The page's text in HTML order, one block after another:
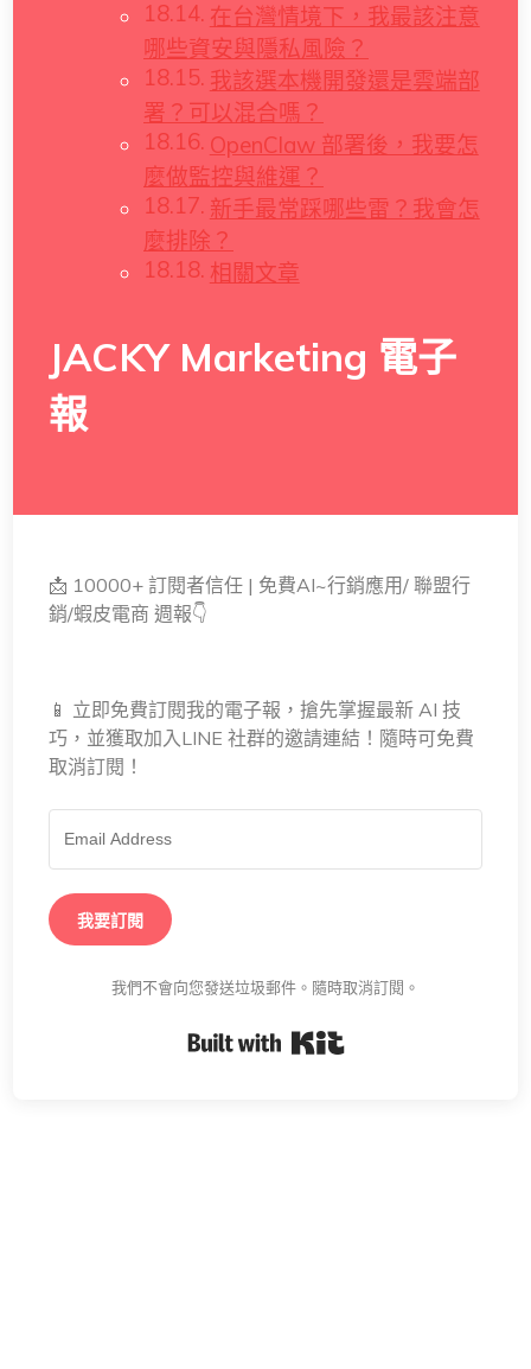
在台灣情境下，我最該注意
哪些資安與隱私風險？
我該選本機開發還是雲端部
署？可以混合嗎？
OpenClaw 部署後，我要怎
麼做監控與維運？
新手最常踩哪些雷？我會怎
麼排除？
相關文章
JACKY Marketing 電子
報
📩 10000+ 訂閱者信任 | 免費AI~行銷應用/ 聯盟行
銷/蝦皮電商 週報👇
📱 立即免費訂閱我的電子報，搶先掌握最新 AI 技
巧，並獲取加入LINE 社群的邀請連結！隨時可免費
取消訂閱！
我要訂閱
我們不會向您發送垃圾郵件。隨時取消訂閱。
Built with Kit